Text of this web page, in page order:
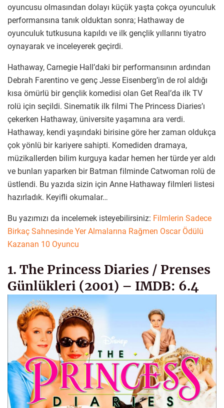
oyuncusu olmasından dolayı küçük yaşta çokça oyunculuk
performansına tanık olduktan sonra; Hathaway de
oyunculuk tutkusuna kapıldı ve ilk gençlik yıllarını tiyatro
oynayarak ve inceleyerek geçirdi.
Hathaway, Carnegie Hall’daki bir performansının ardından
Debrah Farentino ve genç Jesse Eisenberg’in de rol aldığı
kısa ömürlü bir gençlik komedisi olan Get Real’da ilk TV
rolü için seçildi. Sinematik ilk filmi The Princess Diaries’ı
çekerken Hathaway, üniversite yaşamına ara verdi.
Hathaway, kendi yaşındaki birisine göre her zaman oldukça
çok yönlü bir kariyere sahipti. Komediden dramaya,
müzikallerden bilim kurguya kadar hemen her türde yer aldı
ve bunları yaparken bir Batman filminde Catwoman rolü de
üstlendi. Bu yazıda sizin için Anne Hathaway filmleri listesi
hazırladık. Keyifli okumalar…
Bu yazımızı da incelemek isteyebilirsiniz: Filmlerin Sadece
Birkaç Sahnesinde Yer Almalarına Rağmen Oscar Ödülü
Kazanan 10 Oyuncu
1. The Princess Diaries / Prenses
Günlükleri (2001) – IMDB: 6.4